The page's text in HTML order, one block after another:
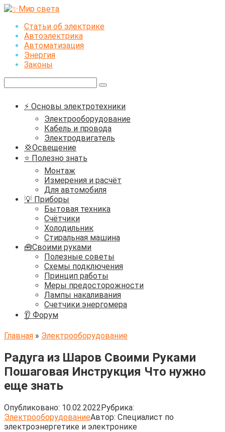
Перейти
контентуСтатьи об электрике
Автоэлектрика
Автоматизация
Энергия
Законы
⚡ Основы электротехники
Электрооборудование
Кабель и провода
Электродвигатель
💢Освещение
⭐ Полезно знать
Монтаж
Измерения и расчёт
Для автомобиля
💡 Приборы
Бытовая техника
Счётчики
Холодильник
Стиральная машина
🧰Своими руками
Полезные советы
Схемы подключения
Принцип работы
Меры предосторожности
Лампы накаливания
Счетчики энергомера
👂 Форум
Главная » Электрооборудование
Радуга из Шаров Своими Руками
Пошаговая Инструкция Что нужно
еще знать
Опубликовано: 10.02.2022Рубрика:
ЭлектрооборудованиеАвтор: Cпециалист по
электроэнергетике и электронике